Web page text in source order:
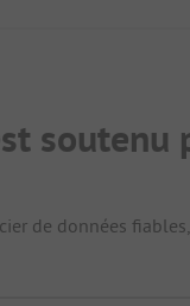
soutenu
de données